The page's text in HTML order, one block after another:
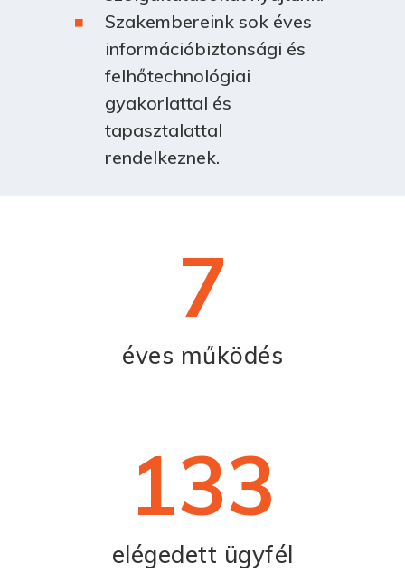
Szakembereink sok éves
információbiztonsági és
felhőtechnológiai
gyakorlattal és
tapasztalattal
rendelkeznek.
7
éves működés
133
elégedett ügyfél